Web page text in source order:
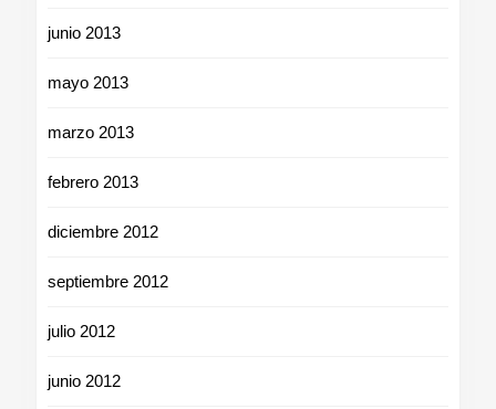
junio 2013
mayo 2013
marzo 2013
febrero 2013
diciembre 2012
septiembre 2012
julio 2012
junio 2012